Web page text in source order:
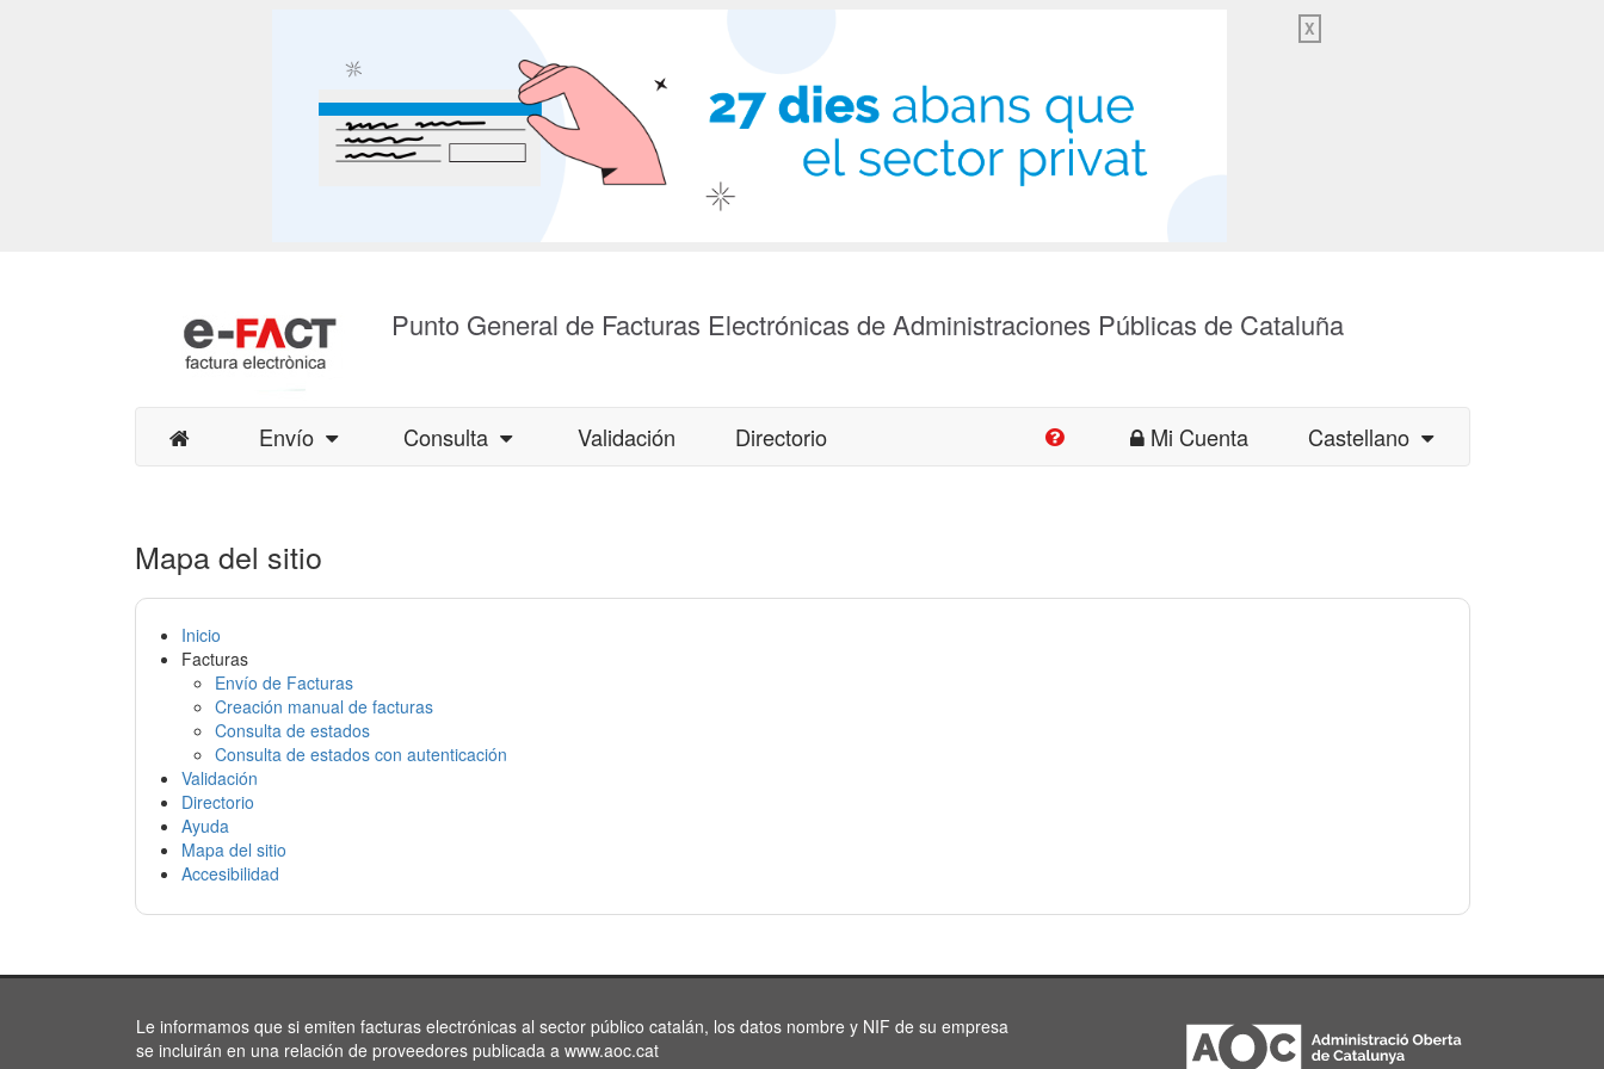
X
Punto General de Facturas Electrónicas de Administraciones Públicas de Cataluña
Envío Consulta Validación Directorio Mi Cuenta Castellano
Mapa del sitio
Inicio
Facturas
Envío de Facturas
Creación manual de facturas
Consulta de estados
Consulta de estados con autenticación
Validación
Directorio
Ayuda
Mapa del sitio
Accesibilidad
Le informamos que si emiten facturas electrónicas al sector público catalán, los datos nombre y NIF de su empresa
se incluirán en una relación de proveedores publicada a www.aoc.cat